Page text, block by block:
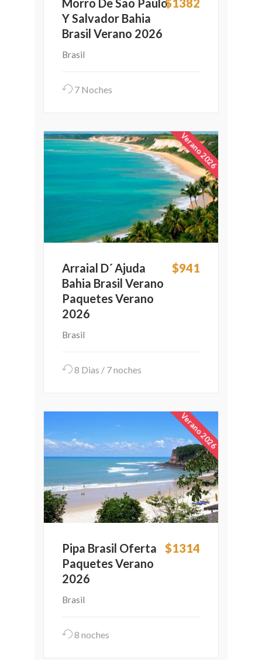
Morro De Sao Paulo
Y Salvador Bahia
Brasil Verano 2026
$1382
Brasil
7 Noches
Verano 2026
Arraial D´ Ajuda
Bahia Brasil Verano
Paquetes Verano
2026
$941
Brasil
8 Dias / 7 noches
Verano 2026
Pipa Brasil Oferta
Paquetes Verano
2026
$1314
Brasil
8 noches